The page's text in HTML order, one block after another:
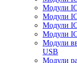
Модули
Модули
Модули
Модули
Модули
USB
Модули